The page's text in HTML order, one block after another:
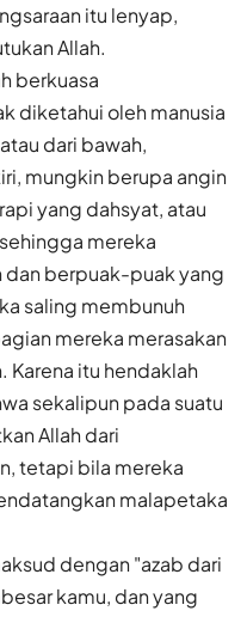
itu lenyap,
Allah.
berkuasa
diketahui oleh manusia
dari bawah,
mungkin berupa angin
yang dahsyat, atau
mereka
berpuak-puak yang
saling membunuh
mereka merasakan
Karena itu hendaklah
sekalipun pada suatu
Allah dari
tetapi bila mereka
malapetaka
dengan "azab dari
kamu, dan yang